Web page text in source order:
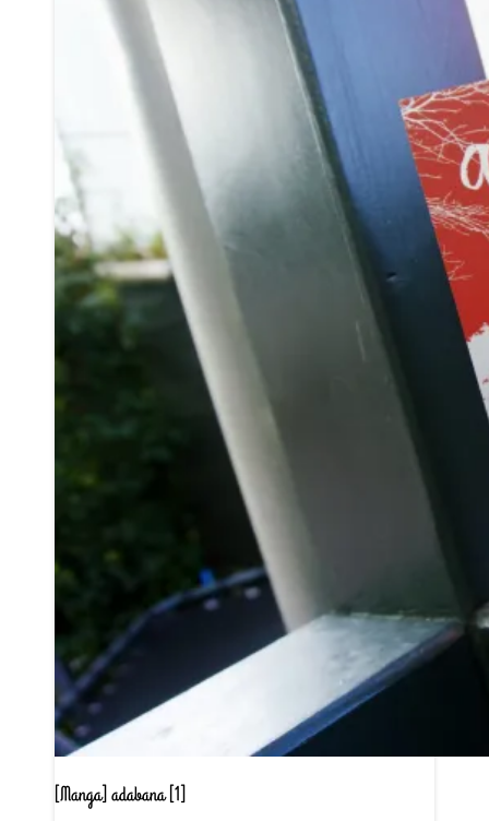
[Manga] adabana [1]